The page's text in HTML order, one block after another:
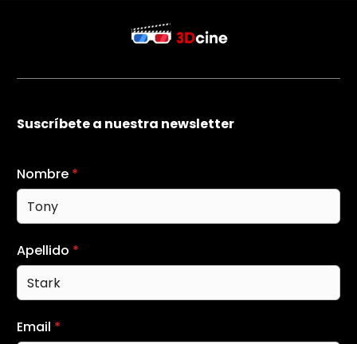
Suscríbete a nuestra newsletter
Nombre *
Apellido *
Email *